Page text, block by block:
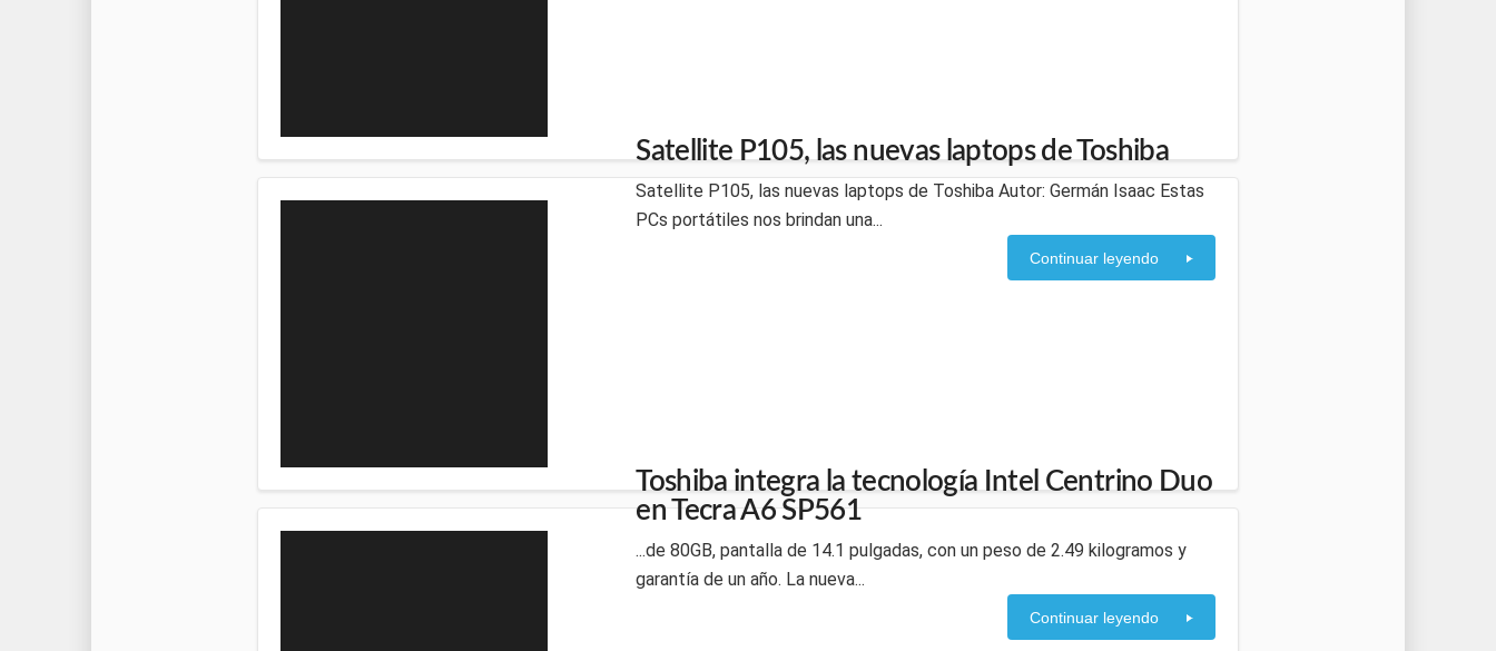
Satellite P105, las nuevas laptops de Toshiba
Satellite P105, las nuevas laptops de Toshiba Autor: Germán Isaac Estas
PCs portátiles nos brindan una...
Continuar leyendo
Toshiba integra la tecnología Intel Centrino Duo
en Tecra A6 SP561
...de 80GB, pantalla de 14.1 pulgadas, con un peso de 2.49 kilogramos y
garantía de un año. La nueva...
Continuar leyendo